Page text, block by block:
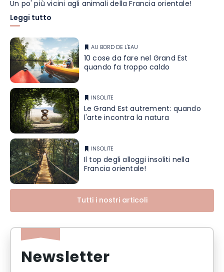
Un po' più vicini agli animali della Francia orientale!
Leggi tutto
AU BORD DE L'EAU
10 cose da fare nel Grand Est
quando fa troppo caldo
INSOLITE
Le Grand Est autrement: quando
l'arte incontra la natura
INSOLITE
Il top degli alloggi insoliti nella
Francia orientale!
Tutti i nostri articoli
Newsletter